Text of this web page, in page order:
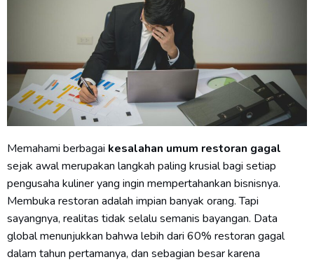
Memahami berbagai kesalahan umum restoran gagal
sejak awal merupakan langkah paling krusial bagi setiap
pengusaha kuliner yang ingin mempertahankan bisnisnya.
Membuka restoran adalah impian banyak orang. Tapi
sayangnya, realitas tidak selalu semanis bayangan. Data
global menunjukkan bahwa lebih dari 60% restoran gagal
dalam tahun pertamanya, dan sebagian besar karena